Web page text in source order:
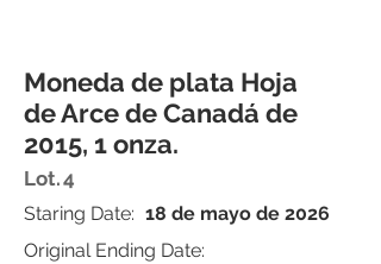
Moneda de plata Hoja
de Arce de Canadá de
2015, 1 onza.
Lot.4
Staring Date: 18 de mayo de 2026
Original Ending Date: